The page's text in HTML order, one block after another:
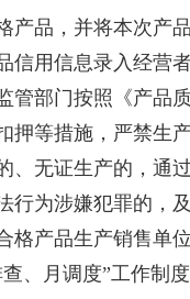
品，并将本次产
用信息录入经
部门按照《产品
等措施，严禁生
无证生产的，
为涉嫌犯罪的
产品生产销售单
、月调度”工作制度